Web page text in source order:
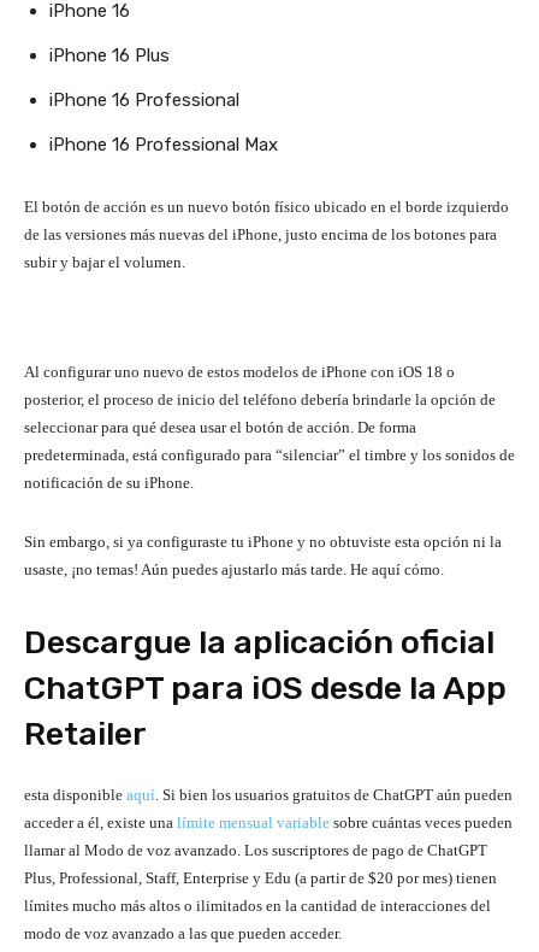
iPhone 16
iPhone 16 Plus
iPhone 16 Professional
iPhone 16 Professional Max
El botón de acción es un nuevo botón físico ubicado en el borde izquierdo
de las versiones más nuevas del iPhone, justo encima de los botones para
subir y bajar el volumen.
Al configurar uno nuevo de estos modelos de iPhone con iOS 18 o
posterior, el proceso de inicio del teléfono debería brindarle la opción de
seleccionar para qué desea usar el botón de acción. De forma
predeterminada, está configurado para “silenciar” el timbre y los sonidos de
notificación de su iPhone.
Sin embargo, si ya configuraste tu iPhone y no obtuviste esta opción ni la
usaste, ¡no temas! Aún puedes ajustarlo más tarde. He aquí cómo.
Descargue la aplicación oficial
ChatGPT para iOS desde la App
Retailer
esta disponible aquí . Si bien los usuarios gratuitos de ChatGPT aún pueden
acceder a él, existe una límite mensual variable sobre cuántas veces pueden
llamar al Modo de voz avanzado. Los suscriptores de pago de ChatGPT
Plus, Professional, Staff, Enterprise y Edu (a partir de $20 por mes) tienen
límites mucho más altos o ilimitados en la cantidad de interacciones del
modo de voz avanzado a las que pueden acceder.